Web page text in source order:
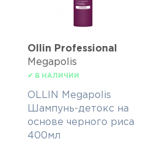
Ollin Professional
Megapolis
✔ В НАЛИЧИИ
OLLIN Megapolis
Шампунь-детокс на
основе черного риса
400мл